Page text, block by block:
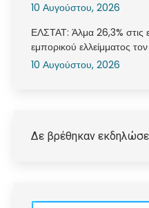
10 Αυγούστου, 2026
ΕΛΣΤΑΤ: Άλμα 26,3% στις
εμπορικού ελλείμματος τον
10 Αυγούστου, 2026
Δε βρέθηκαν